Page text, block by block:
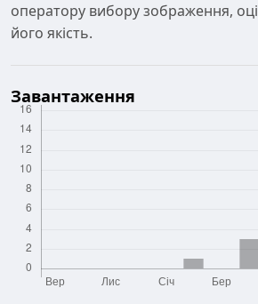
оператору вибору зображення,
його якість.
Завантаження